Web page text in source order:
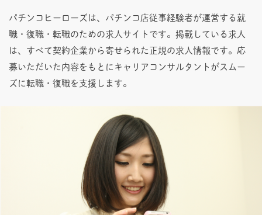
パチンコヒーローズは、パチンコ店従事経験者が運営する就
職・復職・転職のための求人サイトです。掲載している求人
は、すべて契約企業から寄せられた正規の求人情報です。応
募いただいた内容をもとにキャリアコンサルタントがスムー
ズに転職・復職を支援します。